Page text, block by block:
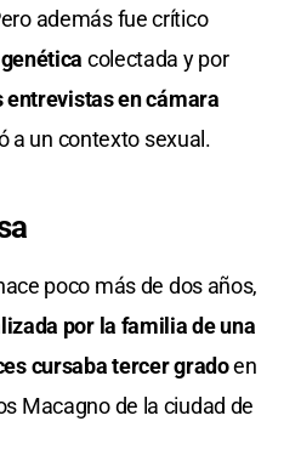
además fue crítico
colectada y por
entrevistas en cámara
a un contexto sexual.
poco más de dos años,
por la familia de una
cursaba tercer gradoen
Macagno de la ciudad de